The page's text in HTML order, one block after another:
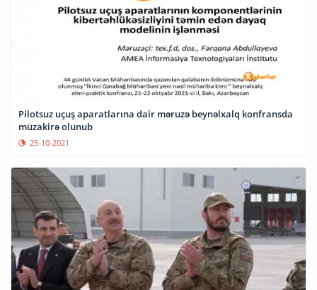
Pilotsuz uçuş aparatlarına dair məruzə beynəlxalq konfransda
müzakirə olunub
25-10-2021